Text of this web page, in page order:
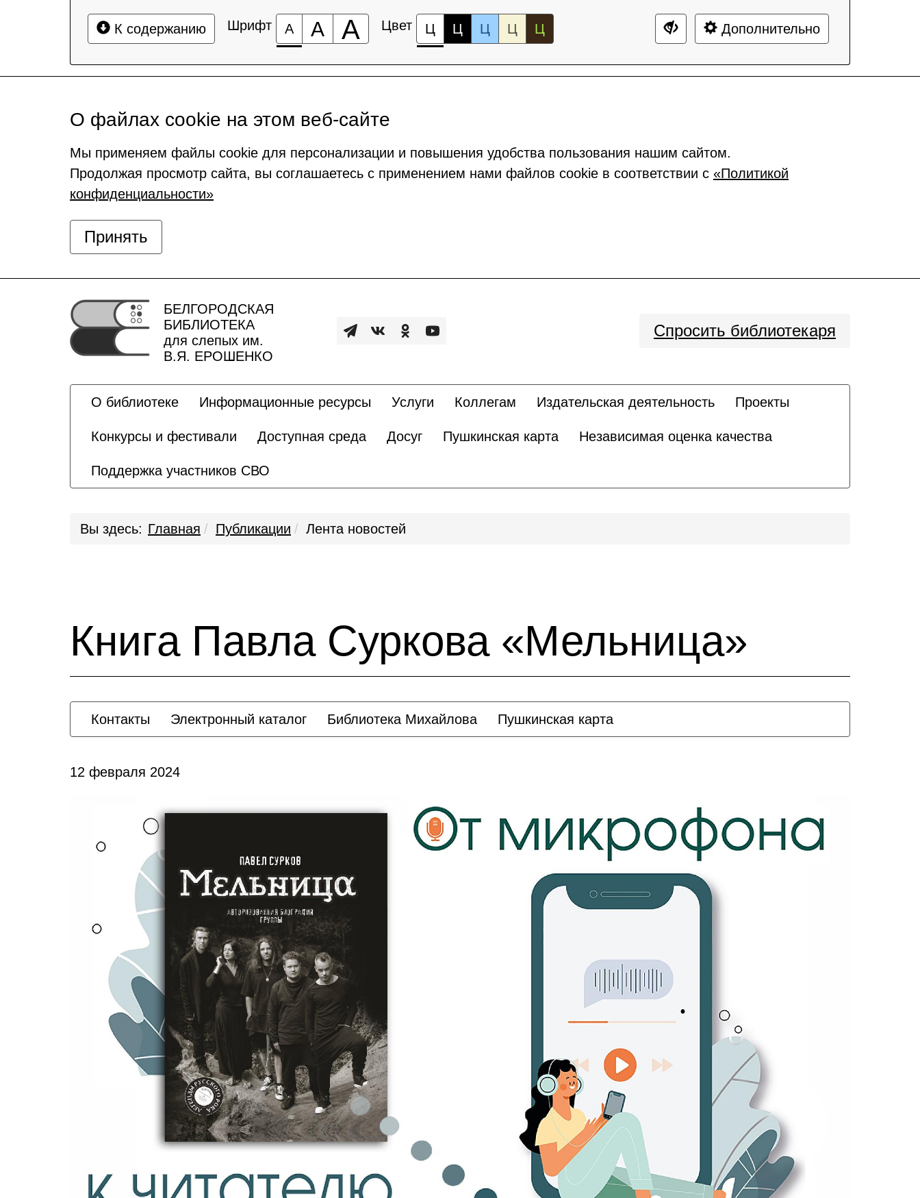
К содержанию Шрифт А А А Цвет Ц Ц Ц Ц Ц Дополнительно
О файлах cookie на этом веб-сайте
Мы применяем файлы cookie для персонализации и повышения удобства пользования нашим сайтом.
Продолжая просмотр сайта, вы соглашаетесь с применением нами файлов cookie в соответствии с «Политикой
конфиденциальности»
Принять
БЕЛГОРОДСКАЯ
БИБЛИОТЕКА
для слепых им.
В.Я. ЕРОШЕНКО
Спросить библиотекаря
О библиотеке Информационные ресурсы Услуги Коллегам Издательская деятельность Проекты
Конкурсы и фестивали Доступная среда Досуг Пушкинская карта Независимая оценка качества
Поддержка участников СВО
Вы здесь: Главная Публикации Лента новостей
Книга Павла Суркова «Мельница»
Контакты Электронный каталог Библиотека Михайлова Пушкинская карта
12 февраля 2024